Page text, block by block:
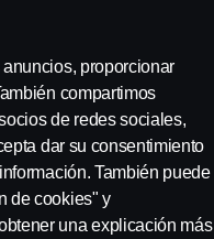
proporcionar
compartimos
de redes sociales,
dar su consentimiento
También puede
de cookies" y
una explicación más